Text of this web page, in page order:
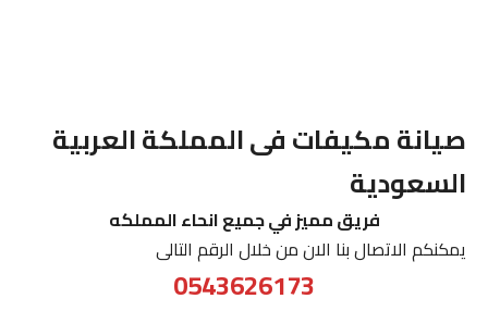
صيانة مكيفات فى المملكة العربية
السعودية
فريق مميز في جميع انحاء المملكه
يمكنكم الاتصال بنا الان من خلال الرقم التالى
0543626173